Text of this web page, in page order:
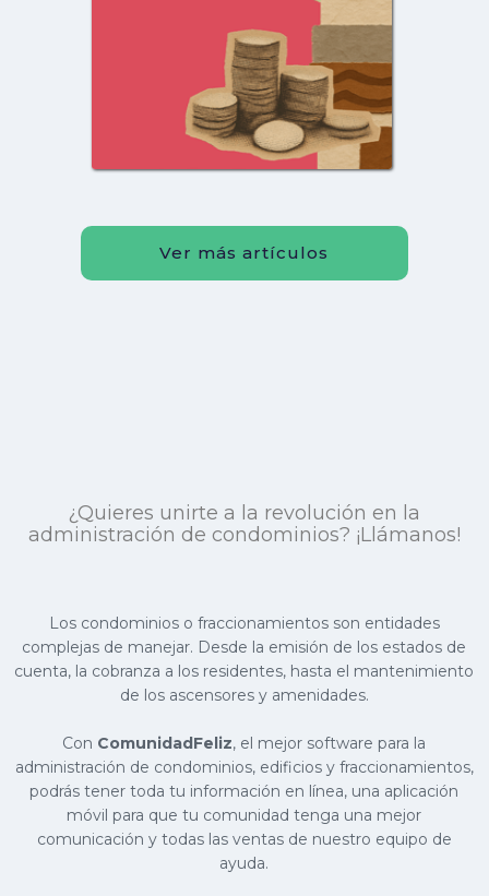
Emiliano Pérez
Ver más artículos
¿Quieres unirte a la revolución en la
administración de condominios? ¡Llámanos!
Los condominios o fraccionamientos son entidades
complejas de manejar. Desde la emisión de los estados de
cuenta, la cobranza a los residentes, hasta el mantenimiento
de los ascensores y amenidades.
Con ComunidadFeliz, el mejor software para la
administración de condominios, edificios y fraccionamientos,
podrás tener toda tu información en línea, una aplicación
móvil para que tu comunidad tenga una mejor
comunicación y todas las ventas de nuestro equipo de
ayuda.